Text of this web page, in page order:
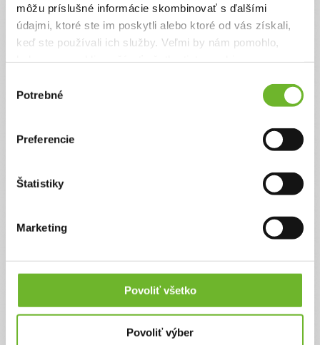
môžu príslušné informácie skombinovať s ďalšími
údajmi, ktoré ste im poskytli alebo ktoré od vás získali,
keď ste používali ich služby. Veľmi by nám pomohlo,
súhlasu
Potrebné
Preferencie
Štatistiky
Marketing
Povoliť všetko
Povoliť výber
2 €
Zadajte svoje údaje
Priezvisko
Email